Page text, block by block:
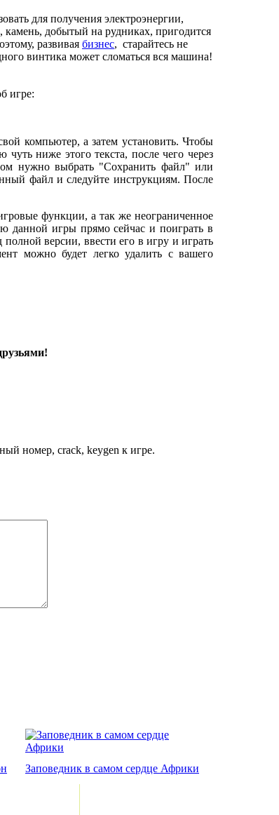
для получения электроэнергии,
камень, добытый на рудниках, пригодится
развивая бизнес, старайтесь не
винтика может сломаться вся машина!
игре:
компьютер, а затем установить. Чтобы
ниже этого текста, после чего через
нужно выбрать "Сохранить файл" или
файл и следуйте инструкциям. После
функции, а так же неограниченное
данной игры прямо сейчас и поиграть в
полной версии, ввести его в игру и играть
можно будет легко удалить с вашего
номер, crack, keygen к игре.
Заповедник в самом сердце Африки